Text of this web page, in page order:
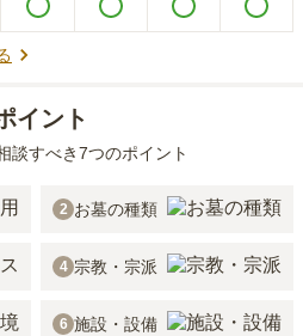
イント
談すべき7つのポイント
2 お墓の種類
4 宗教・宗派
6 施設・設備